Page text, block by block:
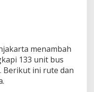
menambah
133 unit bus
Berikut ini rute dan